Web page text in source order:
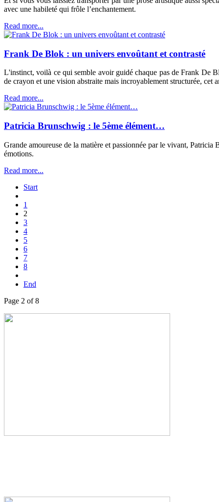
avec une habileté qui frôle l’enchantement.
Read more...
Frank De Blok : un univers envoûtant et contrasté
L'instinct, voilà ce qui semble avoir guidé chaque pas de Frank De
de crayon et une vision abstraite mais incroyablement structurée, cet
Read more...
Patricia Brunschwig : le 5ème élément…
Grande amoureuse de la matière et passionnée par le vivant,
émotions.
Read more...
Start
1
2
3
4
5
6
7
8
End
Page 2 of 8